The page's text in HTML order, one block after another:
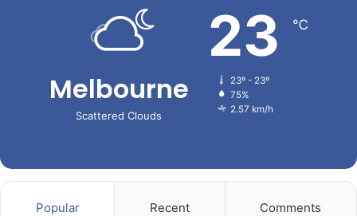
Melbourne
Scattered Clouds
23 ℃
23º - 23º
75%
2.57 km/h
Popular Recent Comments